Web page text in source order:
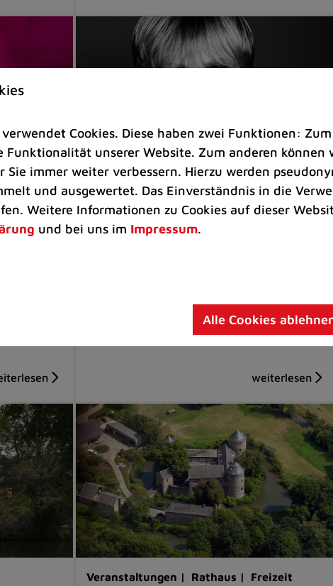
am
an
Veranstaltungen
Kultkicker Ansgar Brinkmann
Veranstaltungen | Rathaus | Freizeit
verwendet Cookies. Diese haben zwei Funktionen:
Funktionalität unserer Website. Zum anderen können
Sie immer weiter verbessern. Hierzu werden
und ausgewertet. Das Einverständnis in die
Weitere Informationen zu Cookies auf dieser
und bei uns im Impressum.
Alle Cookies